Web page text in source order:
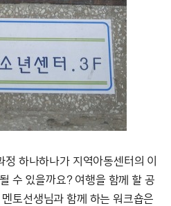
하나하나가 지역아동센터의 이
수 있을까요? 여행을 함께 할 공
토선생님과 함께 하는 워크숍은